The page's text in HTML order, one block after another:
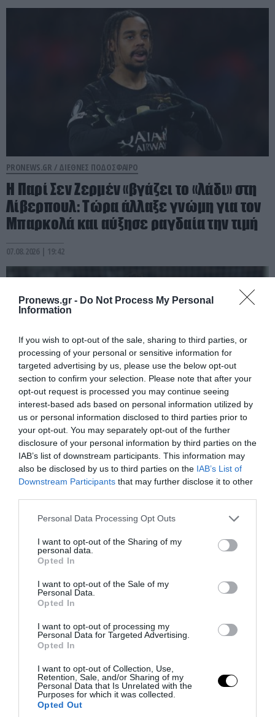
Pronews.gr - Do Not Process My Personal
Information
If you wish to opt-out of the sale, sharing to third parties, or
processing of your personal or sensitive information for
targeted advertising by us, please use the below opt-out
section to confirm your selection. Please note that after your
opt-out request is processed you may continue seeing
interest-based ads based on personal information utilized by
us or personal information disclosed to third parties prior to
your opt-out. You may separately opt-out of the further
disclosure of your personal information by third parties on the
IAB’s list of downstream participants. This information may
also be disclosed by us to third parties on the IAB’s List of
Downstream Participants that may further disclose it to other
Please note that this website/app uses one or more Google
not limited to your visit or usage behaviour. You may click to
grant or deny consent to Google and its third-party tags to
use your data for below specified purposes in below Google
consent section.
Personal Data Processing Opt Outs
I want to opt-out of the Sharing of my
personal data.
Opted In
I want to opt-out of the Sale of my
Personal Data.
Opted In
I want to opt-out of processing my
Personal Data for Targeted Advertising.
Opted In
I want to opt-out of Collection, Use,
Retention, Sale, and/or Sharing of my
Personal Data that Is Unrelated with the
Purposes for which it was collected.
Opted Out
PRONEWS.GR / ΔΙΕΘΝΕΣ ΠΟΔΟΣΦΑΙΡΟ
H Παρί Σεν Ζερμέν «βγάζει το «λάδι» στη
Λίβερπουλ: Τώρα άλλαξε γνώμη για τον
Μπαρκολά και αύξησε ραγδαία την τιμή
07.08.2026 | 19:42
PRONEWS.GR / ΔΙΕΘΝΕΣ ΠΟΔΟΣΦΑΙΡΟ
«Σεισμός» στις τάξεις του ΠΑΟΚ: Aκόμα
ένα «μεγαθήριο» προσέλκυσε τον
Γ.Κωνσταντέλια (βίντεο)
PRONEWS.GR /ΔΙΕΘΝΕΣ ΠΟΔΟΣΦΑΙΡΟ
Ο Ρόντρι «κλείνει» στην Μπαρτσελόνα